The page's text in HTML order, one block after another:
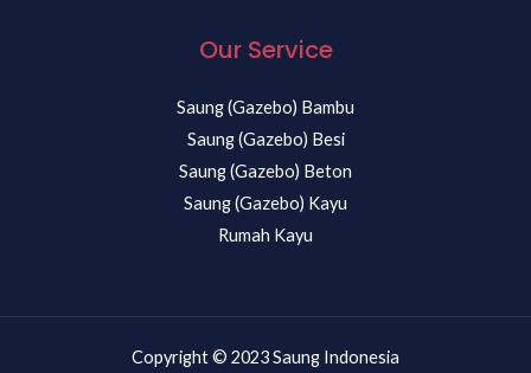
Our Service
Saung (Gazebo) Bambu
Saung (Gazebo) Besi
Saung (Gazebo) Beton
Saung (Gazebo) Kayu
Rumah Kayu
Copyright © 2023 Saung Indonesia